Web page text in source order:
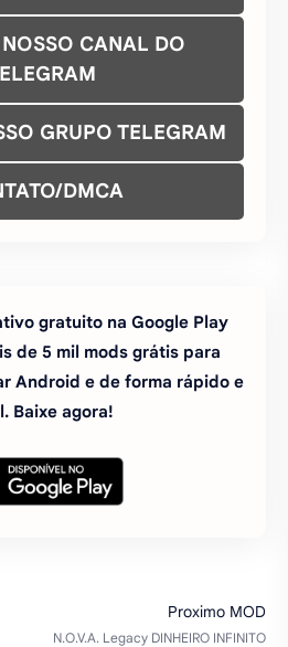
CANAL DO
GRUPO TELEGRAM
DMCA
gratuito na Google Play
de 5 mil mods grátis para
Android e de forma rápido e
Baixe agora!